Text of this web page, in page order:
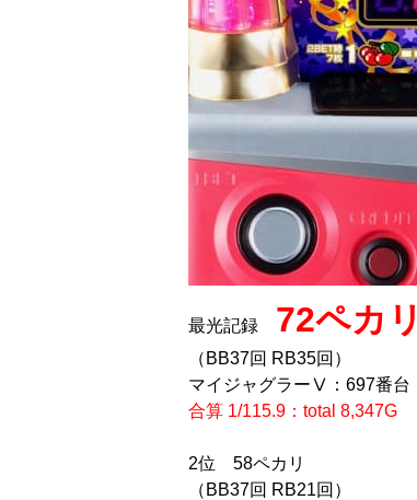
最光記録 72ペカリ
（BB37回 RB35回）
マイジャグラーⅤ：697番台
合算 1/115.9：total 8,347G
2位 58ペカリ
（BB37回 RB21回）